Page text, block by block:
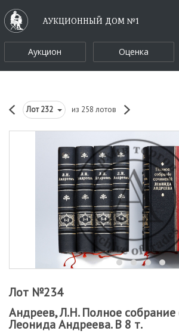
АУКЦИОННЫЙ ДОМ №1
Аукцион Оценка
Лот232 из 258 лотов
Лот №234
Андреев, Л.Н. Полное
Леонида Андреева. В 8 т.